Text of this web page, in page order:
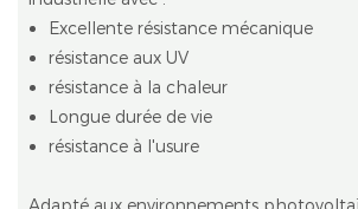
Excellente résistance mécanique
résistance aux UV
résistance à la chaleur
Longue durée de vie
résistance à l'usure